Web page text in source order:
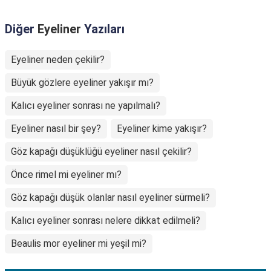
Diğer Eyeliner Yazıları
Eyeliner neden çekilir?
Büyük gözlere eyeliner yakışır mı?
Kalıcı eyeliner sonrası ne yapılmalı?
Eyeliner nasıl bir şey?
Eyeliner kime yakışır?
Göz kapağı düşüklüğü eyeliner nasıl çekilir?
Önce rimel mi eyeliner mı?
Göz kapağı düşük olanlar nasıl eyeliner sürmeli?
Kalıcı eyeliner sonrası nelere dikkat edilmeli?
Beaulis mor eyeliner mi yeşil mi?